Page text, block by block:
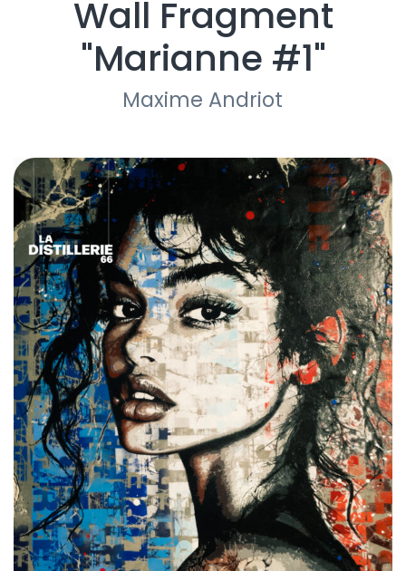
Wall Fragment
"Marianne #1"
Maxime Andriot